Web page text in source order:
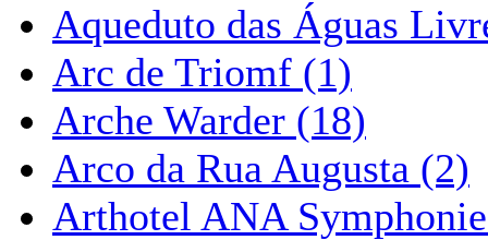
Aqueduto das Águas
Arc de Triomf (1)
Arche Warder (18)
Arco da Rua Augusta (2)
Arthotel ANA